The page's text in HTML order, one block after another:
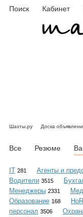
Поиск Кабинет
Шахты.ру Доска
Все Резюме
IT 281 Агенты и
Водители 3515
Менеджеры 2331
Образование 168
персонал 3506